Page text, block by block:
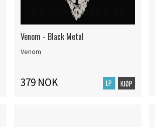
Venom - Black Metal
Venom
379 NOK LP KJØP